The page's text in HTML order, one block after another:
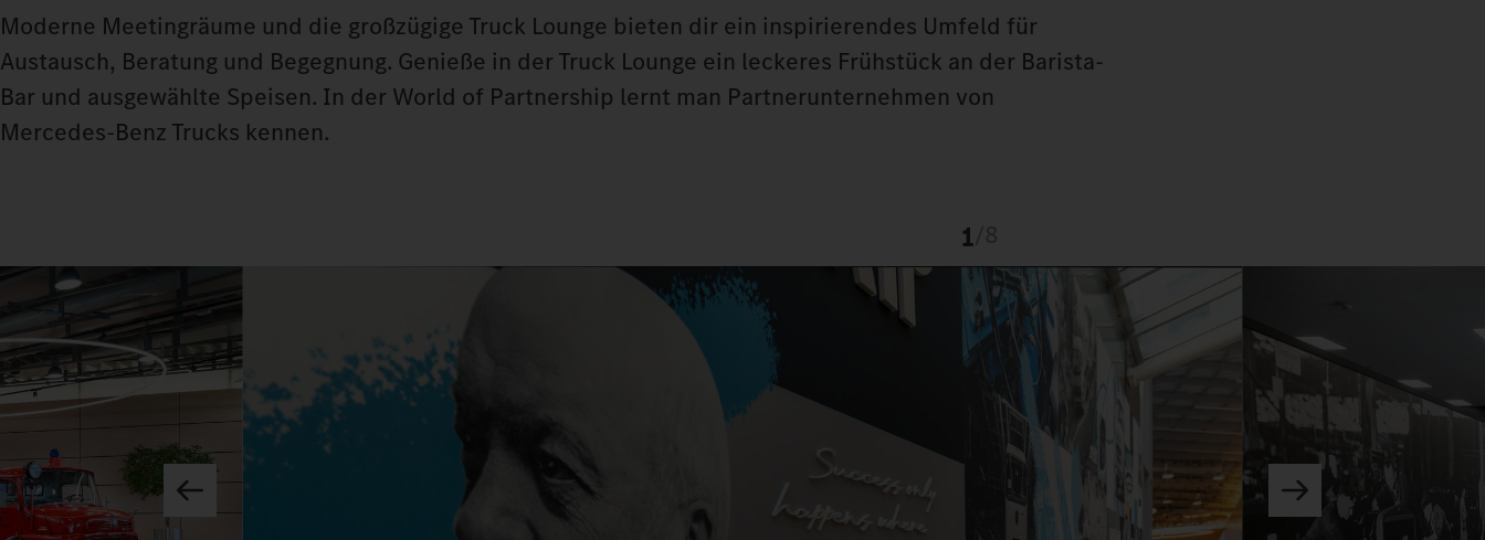
Moderne Meetingräume und die großzügige Truck Lounge bieten dir ein inspirierendes Umfeld für
Austausch, Beratung und Begegnung. Genieße in der Truck Lounge ein leckeres Frühstück an der Barista-
Bar und ausgewählte Speisen. In der World of Partnership lernt man Partnerunternehmen von
Mercedes-Benz Trucks kennen.
1